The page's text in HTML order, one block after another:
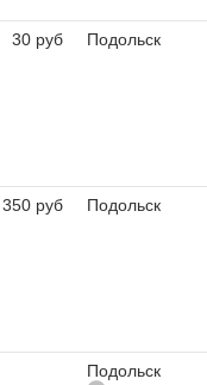
30 руб Подольск
350 руб Подольск
Подольск